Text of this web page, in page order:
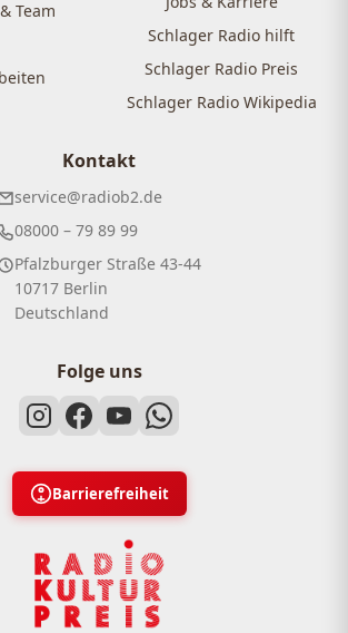
Team
Schlager Radio hilft
Schlager Radio Preis
Schlager Radio Wikipedia
Kontakt
service@radiob2.de
08000 – 79 89 99
Pfalzburger Straße 43-44
10717 Berlin
Deutschland
Folge uns
Barrierefreiheit